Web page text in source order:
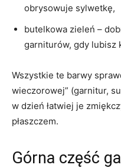
obrysowuje sylwetkę,
butelkowa zieleń –
garniturów, gdy lubisz
Wszystkie te barwy
wieczorowej” (garnitur,
w dzień łatwiej je
płaszczem.
Górna część